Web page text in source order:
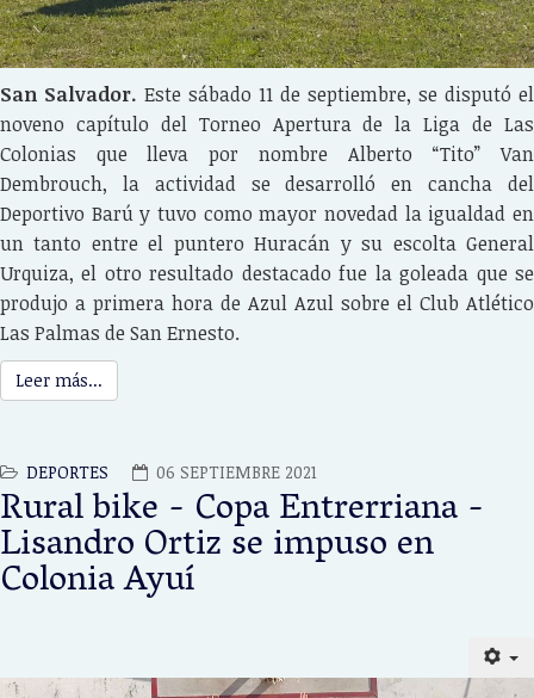
San Salvador. Este sábado 11 de septiembre, se disputó el
noveno capítulo del Torneo Apertura de la Liga de Las
Colonias que lleva por nombre Alberto “Tito” Van
Dembrouch, la actividad se desarrolló en cancha del
Deportivo Barú y tuvo como mayor novedad la igualdad en
un tanto entre el puntero Huracán y su escolta General
Urquiza, el otro resultado destacado fue la goleada que se
produjo a primera hora de Azul Azul sobre el Club Atlético
Las Palmas de San Ernesto.
Leer más...
DEPORTES 06 SEPTIEMBRE 2021
Rural bike - Copa Entrerriana -
Lisandro Ortiz se impuso en
Colonia Ayuí